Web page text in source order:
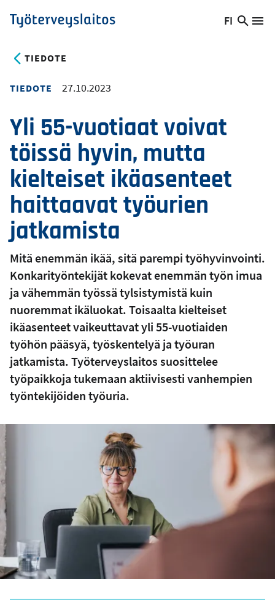
Hyppää
pääsisältöön
Työterveyslaitos
Vaihda
FI
Hae
TIEDOTE
TIEDOTE 27.10.2023
Yli 55-vuotiaat voivat
töissä hyvin, mutta
kielteiset ikäasenteet
haittaavat työurien
jatkamista
Mitä enemmän ikää, sitä parempi työhyvinvointi.
Konkarityöntekijät kokevat enemmän työn imua
ja vähemmän työssä tylsistymistä kuin
nuoremmat ikäluokat. Toisaalta kielteiset
ikäasenteet vaikeuttavat yli 55-vuotiaiden
työhön pääsyä, työskentelyä ja työuran
jatkamista. Työterveyslaitos suosittelee
työpaikkoja tukemaan aktiivisesti vanhempien
työntekijöiden työuria.